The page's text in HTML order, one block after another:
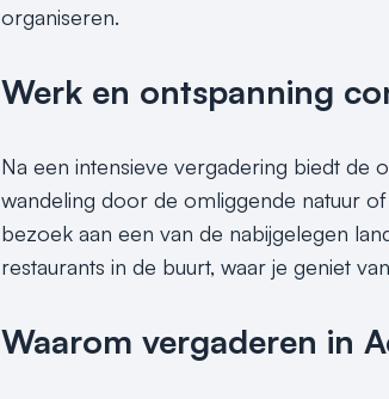
organiseren.
Werk en ontspanning
Na een intensieve vergadering biedt de
wandeling door de omliggende natuur
bezoek aan een van de nabijgelegen
restaurants in de buurt, waar je geniet
Waarom vergaderen in